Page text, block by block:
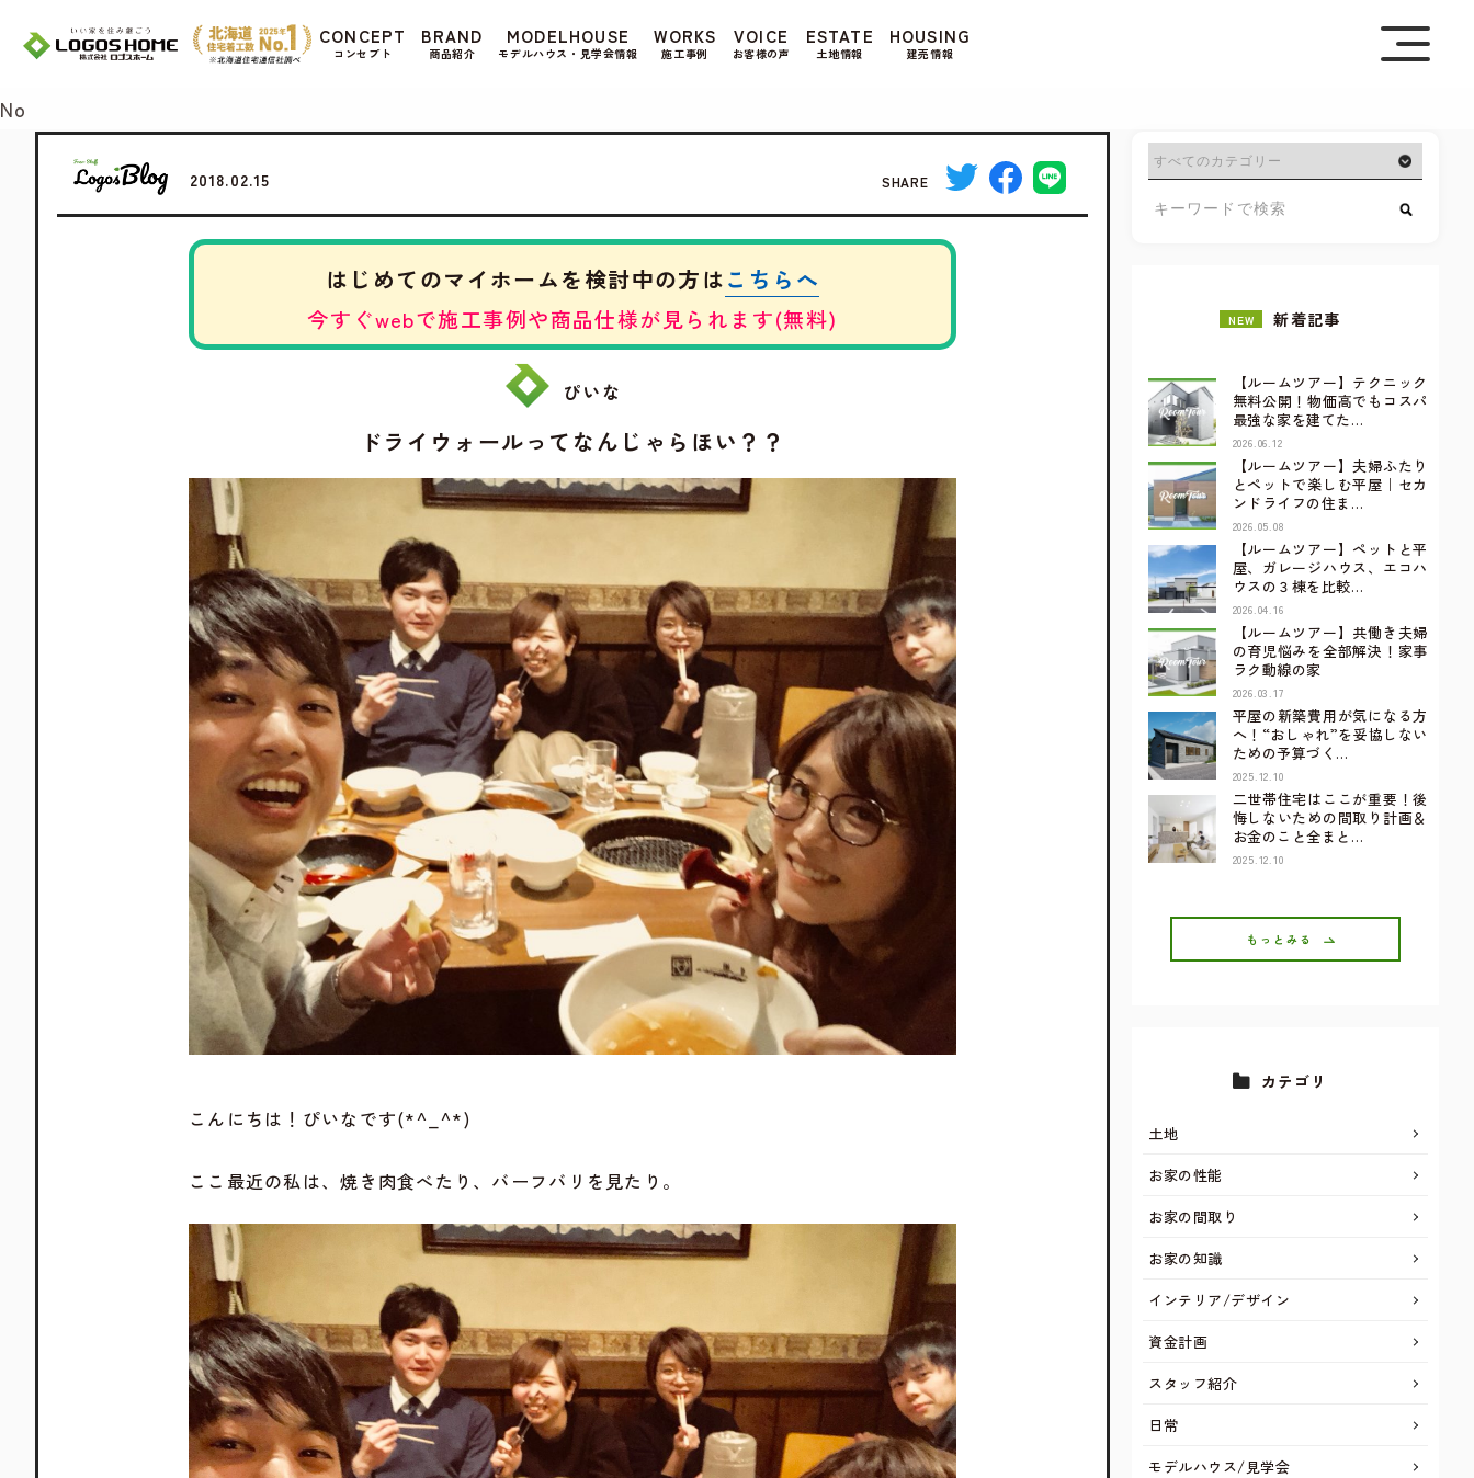
CONCEPT
コンセプト
BRAND
商品紹介
MODELHOUSE
モデルハウス・見学会情報
WORKS
施工事例
VOICE
お客様の声
ESTATE
土地情報
HOUSING
建売情報
2018.02.15 SHARE
はじめてのマイホームを検討中の方はこちらへ
今すぐwebで施工事例や商品仕様が見られます(無料)
ぴいな
ドライウォールってなんじゃらほい？？
こんにちは！ぴいなです(*^_^*)
ここ最近の私は、焼き肉食べたり、バーフバリを見たり。
NEW 新着記事
【ルームツアー】テクニック
無料公開！物価高でもコスパ
最強な家を建てた…
2026.06.12
【ルームツアー】夫婦ふたり
とペットで楽しむ平屋｜セカ
ンドライフの住ま…
2026.05.08
【ルームツアー】ペットと平
屋、ガレージハウス、エコハ
ウスの３棟を比較…
2026.04.16
【ルームツアー】共働き夫婦
の育児悩みを全部解決！家事
ラク動線の家
2026.03.17
平屋の新築費用が気になる方
へ！“おしゃれ”を妥協しない
ための予算づく…
2025.12.10
二世帯住宅はここが重要！後
悔しないための間取り計画＆
お金のこと全まと…
2025.12.10
もっとみる
カテゴリ
土地
お家の性能
お家の間取り
お家の知識
インテリア/デザイン
資金計画
スタッフ紹介
日常
モデルハウス/見学会
Cookie を使用して、お客様の活動を追跡してもよろしいですか? 当社ではお客様のプライバシーを極めて重視しています。詳細について、およびご質問
がある場合は、当社のプライバシーポリシーをご覧ください。
No